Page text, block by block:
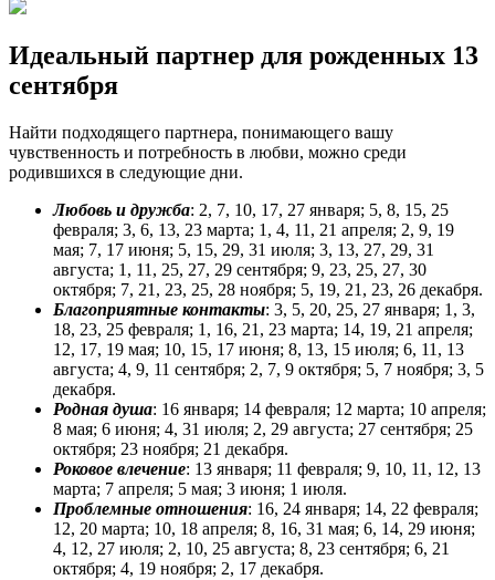
Идеальный партнер для рожденных 13
сентября
Найти подходящего партнера, понимающего вашу
чувственность и потребность в любви, можно среди
родившихся в следующие дни.
Любовь и дружба: 2, 7, 10, 17, 27 января; 5, 8, 15, 25
февраля; 3, 6, 13, 23 марта; 1, 4, 11, 21 апреля; 2, 9, 19
мая; 7, 17 июня; 5, 15, 29, 31 июля; 3, 13, 27, 29, 31
августа; 1, 11, 25, 27, 29 сентября; 9, 23, 25, 27, 30
октября; 7, 21, 23, 25, 28 ноября; 5, 19, 21, 23, 26 декабря.
Благоприятные контакты: 3, 5, 20, 25, 27 января; 1, 3,
18, 23, 25 февраля; 1, 16, 21, 23 марта; 14, 19, 21 апреля;
12, 17, 19 мая; 10, 15, 17 июня; 8, 13, 15 июля; 6, 11, 13
августа; 4, 9, 11 сентября; 2, 7, 9 октября; 5, 7 ноября; 3, 5
декабря.
Родная душа: 16 января; 14 февраля; 12 марта; 10 апреля;
8 мая; 6 июня; 4, 31 июля; 2, 29 августа; 27 сентября; 25
октября; 23 ноября; 21 декабря.
Роковое влечение: 13 января; 11 февраля; 9, 10, 11, 12, 13
марта; 7 апреля; 5 мая; 3 июня; 1 июля.
Проблемные отношения: 16, 24 января; 14, 22 февраля;
12, 20 марта; 10, 18 апреля; 8, 16, 31 мая; 6, 14, 29 июня;
4, 12, 27 июля; 2, 10, 25 августа; 8, 23 сентября; 6, 21
октября; 4, 19 ноября; 2, 17 декабря.